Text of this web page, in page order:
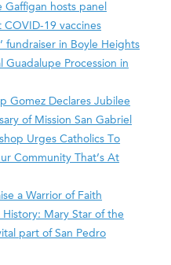
hosts panel
19 vaccines
fundraiser in Boyle Heights
Guadalupe Procession in
Gomez Declares Jubilee
of Mission San Gabriel
Urges Catholics To
Community That’s At
a Warrior of Faith
Mary Star of the
part of San Pedro